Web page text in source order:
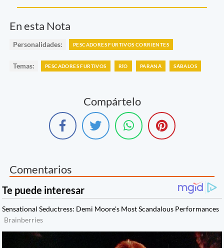
En esta Nota
Personalidades: PESCADORES FURTIVOS CORRIENTES
Temas: PESCADORES FURTIVOS RÍO PARANÁ SÁBALOS
Compártelo
Comentarios